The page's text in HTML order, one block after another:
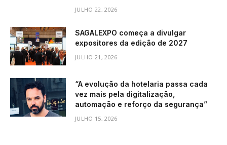
JULHO 22, 2026
SAGALEXPO começa a divulgar
expositores da edição de 2027
JULHO 21, 2026
“A evolução da hotelaria passa cada
vez mais pela digitalização,
automação e reforço da segurança”
JULHO 15, 2026